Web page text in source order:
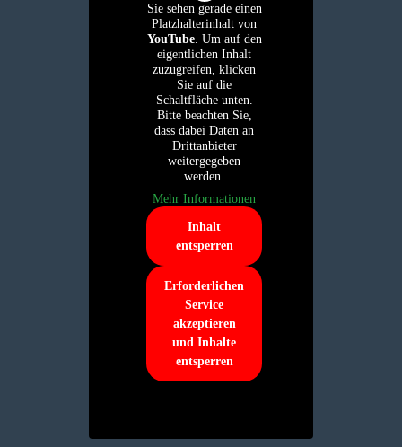
Sie sehen gerade einen
Platzhalterinhalt von
YouTube. Um auf den
eigentlichen Inhalt
zuzugreifen, klicken
Sie auf die
Schaltfläche unten.
Bitte beachten Sie,
dass dabei Daten an
Drittanbieter
weitergegeben
werden.
Mehr Informationen
Inhalt
entsperren
Erforderlichen
Service
akzeptieren
und Inhalte
entsperren